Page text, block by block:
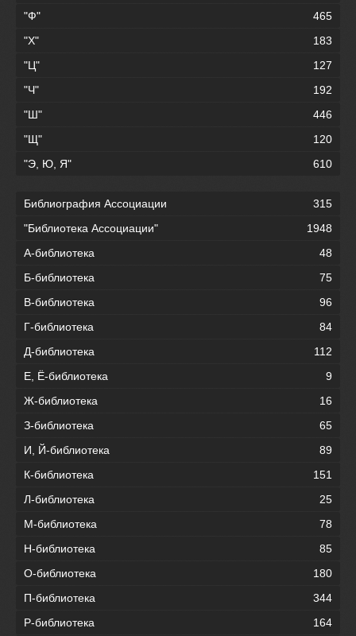
"Ф"
465
"Х"
183
"Ц"
127
"Ч"
192
"Ш"
446
"Щ"
120
"Э, Ю, Я"
610
Библиография Ассоциации
315
"Библиотека Ассоциации"
1948
А-библиотека
48
Б-библиотека
75
В-библиотека
96
Г-библиотека
84
Д-библиотека
112
Е, Ё-библиотека
9
Ж-библиотека
16
З-библиотека
65
И, Й-библиотека
89
К-библиотека
151
Л-библиотека
25
М-библиотека
78
Н-библиотека
85
О-библиотека
180
П-библиотека
344
Р-библиотека
164